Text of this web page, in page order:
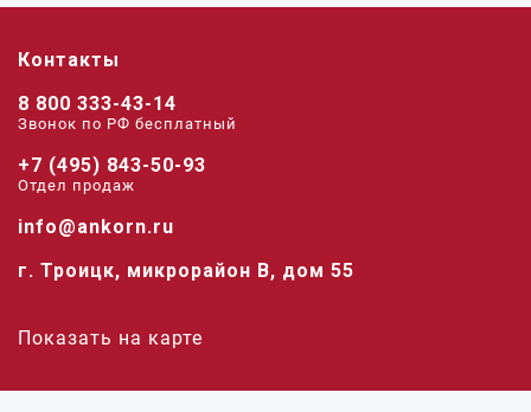
Контакты
8 800 333-43-14
Звонок по РФ беcплатный
+7 (495) 843-50-93
Отдел продаж
info@ankorn.ru
г. Троицк, микрорайон В, дом 55
Показать на карте